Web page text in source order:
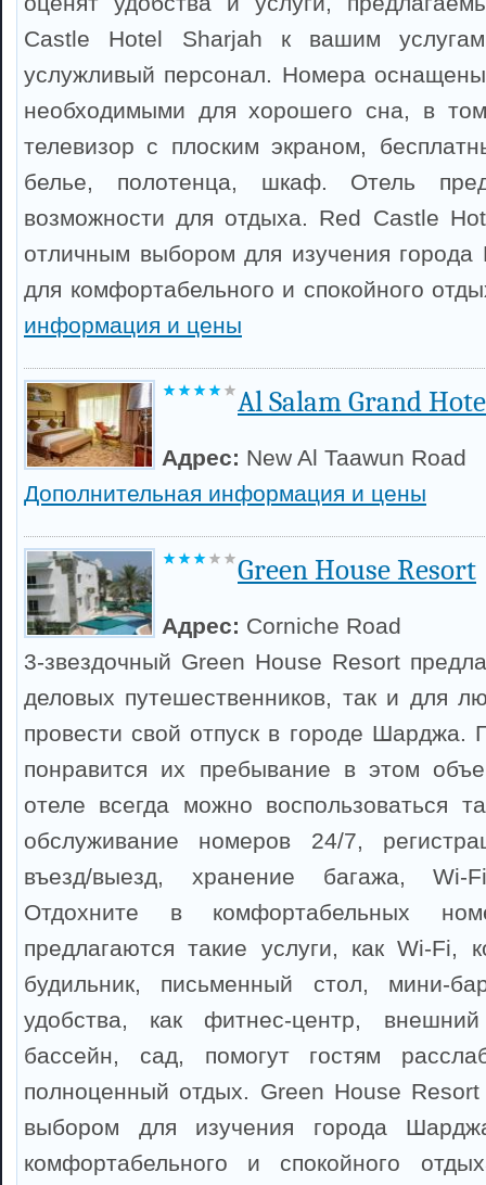
Castle Hotel Sharjah к вашим
услужливый персонал. Номера
необходимыми для хорошего сна, в
телевизор с плоским экраном,
белье, полотенца, шкаф. Отель
возможности для отдыха. Red Castle
отличным выбором для изучения
для комфортабельного и спокойного
информация и цены
Al Salam Grand
Адрес: New Al Taawun Road
Дополнительная информация и цены
Green House Resort
Адрес: Corniche Road
3-звездочный Green House Resort
деловых путешественников, так и для
провести свой отпуск в городе Шарджа.
понравится их пребывание в этом
отеле всегда можно воспользоваться
обслуживание номеров 24/7,
въезд/выезд, хранение багажа, Wi-
Отдохните в комфортабельных
предлагаются такие услуги, как Wi-Fi,
будильник, письменный стол, мини-
удобства, как фитнес-центр,
бассейн, сад, помогут гостям
полноценный отдых. Green House Resort
выбором для изучения города
комфортабельного и спокойного